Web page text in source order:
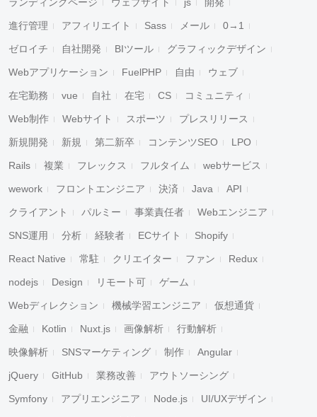
ランディングページ ウェブサイト js 開発
進行管理 アフィリエイト Sass メール 0→1
ゼロイチ 自社開発 BIツール グラフィックデザイン
Webアプリケーション FuelPHP 自由 ウェブ
在宅勤務 vue 自社 在宅 CS コミュニティ
Web制作 Webサイト スポーツ プレスリリース
新規開発 新規 第二新卒 コンテンツSEO LPO
Rails 複業 フレックス フルタイム webサービス
wework フロントエンジニア 決済 Java API
クライアント パルミー 事業責任者 Webエンジニア
SNS運用 分析 経験者 ECサイト Shopify
React Native 常駐 クリエイター ファン Redux
nodejs Design リモート可 ゲーム
Webディレクション 機械学習エンジニア 仮想通貨
金融 Kotlin Nuxt.js 画像解析 行動解析
映像解析 SNSマーケティング 制作 Angular
jQuery GitHub 業務改善 アウトソーシング
Symfony アプリエンジニア Node.js UI/UXデザイン